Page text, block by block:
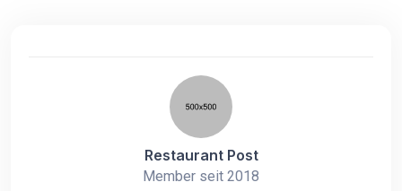
Restaurant Post
Member seit 2018